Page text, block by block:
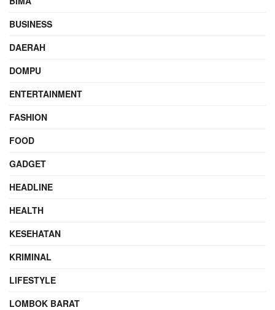
BUSINESS
DAERAH
DOMPU
ENTERTAINMENT
FASHION
FOOD
GADGET
HEADLINE
HEALTH
KESEHATAN
KRIMINAL
LIFESTYLE
LOMBOK BARAT